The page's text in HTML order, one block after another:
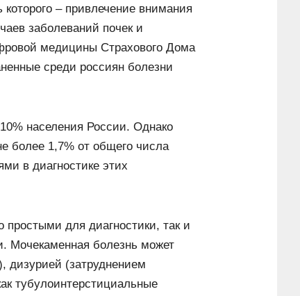
– привлечение внимания
заболеваний почек и
медицины Страхового Дома
среди россиян болезни
населения России. Однако
более 1,7% от общего числа
в диагностике этих
простыми для диагностики, так и
Мочекаменная болезнь может
дизурией (затруднением
тубулоинтерстициальные